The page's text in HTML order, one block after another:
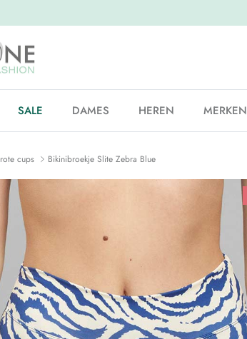
SALE DAMES HEREN MERKEN
cups Bikinibroekje Slite Zebra Blue